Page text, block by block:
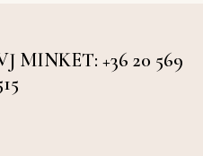
MINKET: +36 20 569